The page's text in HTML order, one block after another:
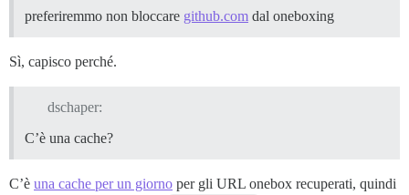
preferiremmo non bloccare github.com dal oneboxing
Sì, capisco perché.
dschaper:
C’è una cache?
C’è una cache per un giorno per gli URL onebox recuperati, quindi